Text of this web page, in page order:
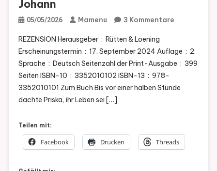
Johann
05/05/2026 Mamenu 3 KommentareZu
Steg
Von
Johann
REZENSION Herausgeber ‏ : ‎ Rütten & Loening
Erscheinungstermin ‏ : ‎ 17. September 2024 Auflage ‏ : ‎ 2.
Sprache ‏ : ‎ Deutsch Seitenzahl der Print-Ausgabe ‏ : ‎ 399
Seiten ISBN-10 ‏ : ‎ 3352010102 ISBN-13 ‏ : ‎ 978-
3352010101 Zum Buch Bis vor einer halben Stunde
dachte Priska, ihr Leben sei […]
Teilen mit:
Facebook Drucken Threads